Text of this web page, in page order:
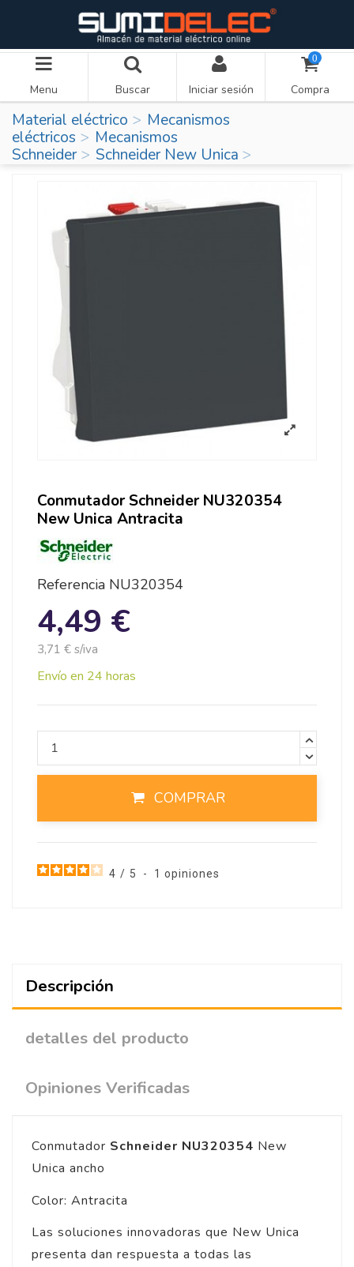
Menu Buscar Iniciar sesión
0
Compra
Material eléctrico
Mecanismos
eléctricos
Mecanismos
Schneider
Schneider New Unica
Conmutador Schneider NU320354
New Unica Antracita
Referencia NU320354
4,49 €
3,71 € s/iva
Envío en 24 horas
COMPRAR
4 / 5 - 1 opiniones
Descripción
detalles del producto
Opiniones Verificadas
Conmutador Schneider NU320354 New
Unica ancho
Color: Antracita
Las soluciones innovadoras que New Unica
presenta dan respuesta a todas las